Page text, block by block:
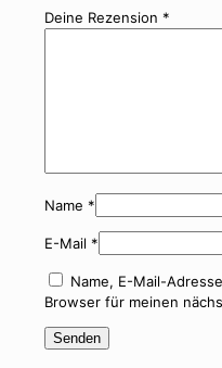
Deine Rezension *
Name *
E-Mail *
Name, E-Mail-
Browser für meinen